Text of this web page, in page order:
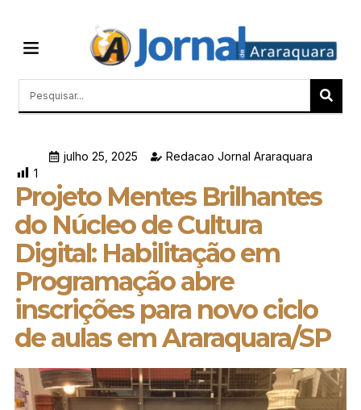
julho 25, 2025
Redacao Jornal Araraquara
1
Projeto Mentes Brilhantes
do Núcleo de Cultura
Digital: Habilitação em
Programação abre
inscrições para novo ciclo
de aulas em Araraquara/SP